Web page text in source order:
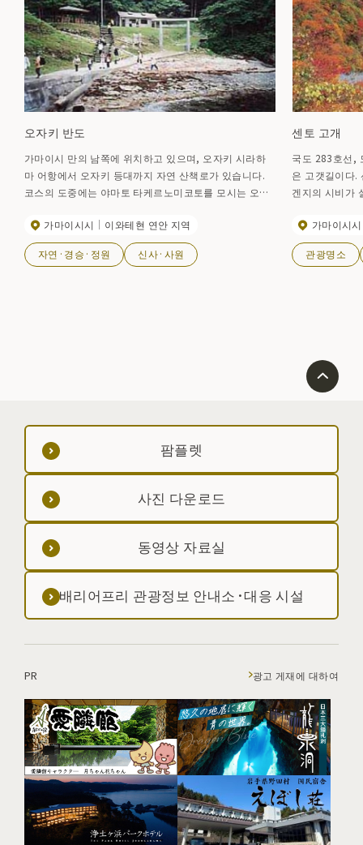
오자키 반도
가마이시 만의 남쪽에 위치하고 있으며, 오자키 시라하
마 어항에서 오자키 등대까지 자연 산책로가 있습니다.
코스의 도중에는 야마토 타케르노미코토를 모시는 오자
나무 나무의 자생을 볼 수 있지만, 이 전나무와 함께 너도
밤나무도 볼 수 있고, 동시에 자생하고 있는 숲을 볼 수
있는 것은 국내에서는 특히 드문 것으로 알려져 있습니
가마이시시 이와테현 연안 지역
자연·경승·정원 신사·사원
센토 고개
국도 283호선,
은 고갯길이다.
겐지의 시비가
가마이시시
관광명소
팜플렛
사진 다운로드
동영상 자료실
배리어프리 관광정보 안내소·대응 시설
PR 광고 게재에 대하여